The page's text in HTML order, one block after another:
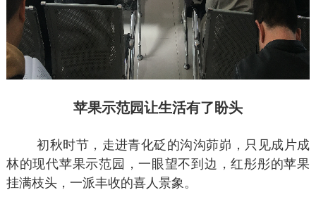
苹果示范园让生活有了盼头
初秋时节，走进青化砭的沟沟茆峁，只见成片成
林的现代苹果示范园，一眼望不到边，红彤彤的苹果
挂满枝头，一派丰收的喜人景象。